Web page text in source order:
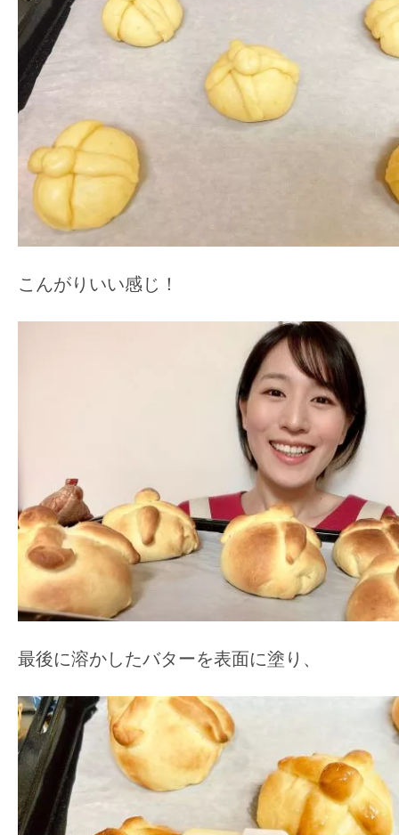
こんがりいい感じ！
最後に溶かしたバターを表面に塗り、